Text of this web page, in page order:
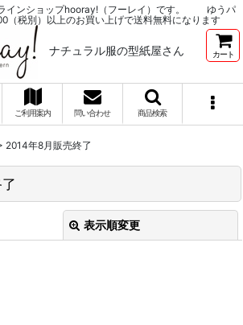
インショップhooray!（フーレイ）です。 ゆうパ
税別）以上のお買い上げで送料無料になります
ナチュラル服の型紙屋さん カート
ご利用案内 問い合わせ 商品検索
2014年8月販売終了
表示順変更